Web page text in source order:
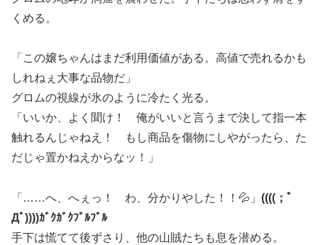
くめる。
「この嬢ちゃんはまだ利用価値がある。高値で売れるかも
しれねぇ大事な品物だ」
グロムの視線が氷のように冷たく光る。
「いいか、よく聞け！ 俺がいいと言うまで決して指一本
触れるんじゃねえ！ もし商品を傷物にしやがったら、た
だじゃ置かねえからなッ！」
「……へ、へぇっ！ わ、分かりやした！！💦」 ((((；ﾟ
Дﾟ))))ｶﾞｸｶﾞｸﾌﾞﾙﾌﾞﾙ
手下は慌てて後ずさり、他の山賊たちも息を潜める。